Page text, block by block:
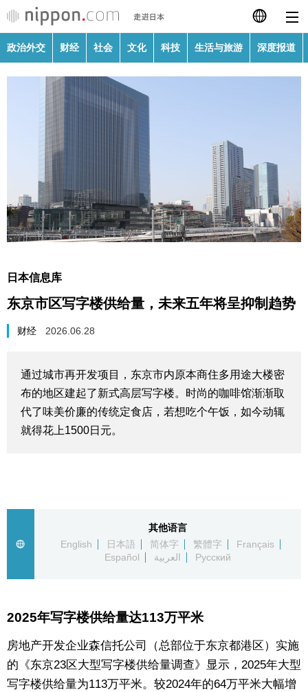
日本語
Français
Español
العربية
政治外交
社会
生活与旅游
深度报道
视觉日本
东京
编辑部通知
政治外交 财经 社会 文化 科技 生活与旅游 深度报道
日本信息库
东京市区写字楼供给量，未来五年将呈抑制趋势
财经 2026.06.28
通过城市再开发项目，东京市内原本商住多用途大楼密
布的地区建起了新式高层写字楼。时尚的咖啡馆渐渐取
代了味美价廉的传统定食店，若想吃个午饭，如今动辄
就得花上1500日元。
其他语言
English
日本語 简体字 繁體字
Français
Español
العربية Русский
2025年写字楼供给量达113万平米
房地产开发企业森信托公司（总部位于东京都港区）实施
的《东京23区大型写字楼供给量调查》显示，2025年大型
写字楼供给量为113万平米。较2024年的64万平米大幅增